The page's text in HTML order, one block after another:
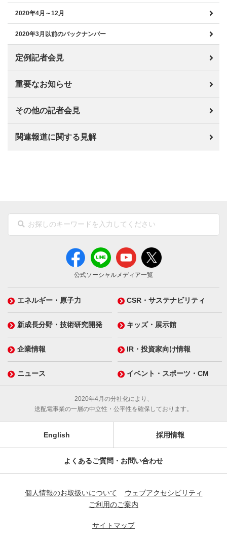
2020年4月～12月
2020年3月以前のバックナンバー
定例記者会見
重要なお知らせ
その他の記者会見
関連報道に関する見解
公式ソーシャルメディア一覧
エネルギー・原子力 CSR・サステナビリティ
新成長分野・技術研究開発 キッズ・展示館
企業情報 IR・投資家向け情報
ニュース イベント・スポーツ・CM
2020年4月の分社化により、
送配電事業の一層の中立性・公平性を確保しております。
English 採用情報
よくあるご質問・お問い合わせ
個人情報のお取扱いについて
ウェブアクセシビリティ
ご利用のご案内
サイトマップ